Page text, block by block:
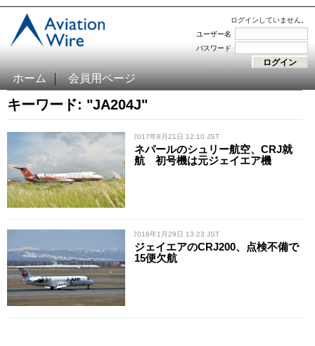
ログインしていません。
ユーザー名
パスワード
ホーム 会員用ページ
キーワード: "JA204J"
/ 2017年8月21日 12:10 JST
ネパールのシュリー航空、CRJ就
航 初号機は元ジェイエア機
/ 2016年1月29日 13:23 JST
ジェイエアのCRJ200、点検不備で
15便欠航